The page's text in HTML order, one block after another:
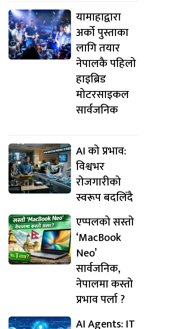
यामाहाद्वारा
अर्को पुस्ताका
लागि तयार
नेपालकै पहिलो
हाइब्रिड
मोटरसाइकल
सार्वजनिक
AI को प्रभाव:
विश्वभर
रोजगारीको
स्वरूप बदलिँदै
एप्पलको सस्तो
‘MacBook
Neo’
सार्वजनिक,
नेपालमा कस्तो
प्रभाव पर्ला ?
AI Agents: IT